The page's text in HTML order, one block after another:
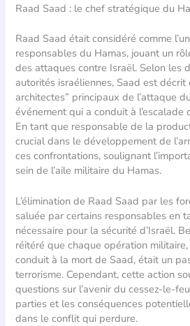
Raad Saad : le chef stratégique du
Raad Saad était considéré comme
responsables du Hamas, jouant un
des attaques contre Israël. Selon les
autorités israéliennes, Saad est décrit
architectes” principaux de l’attaque
événement qui a conduit à l’escalade
En tant que responsable de la
crucial dans le développement de
ces confrontations, soulignant
sein de l’aile militaire du Hamas.
L’élimination de Raad Saad par les
saluée par certains responsables en
nécessaire pour la sécurité d’Israël.
réitéré que chaque opération
conduit à la mort de Saad, était un
terrorisme. Cependant, cette action
questions sur l’avenir du cessez-le-
parties et les conséquences
dans le conflit qui perdure.